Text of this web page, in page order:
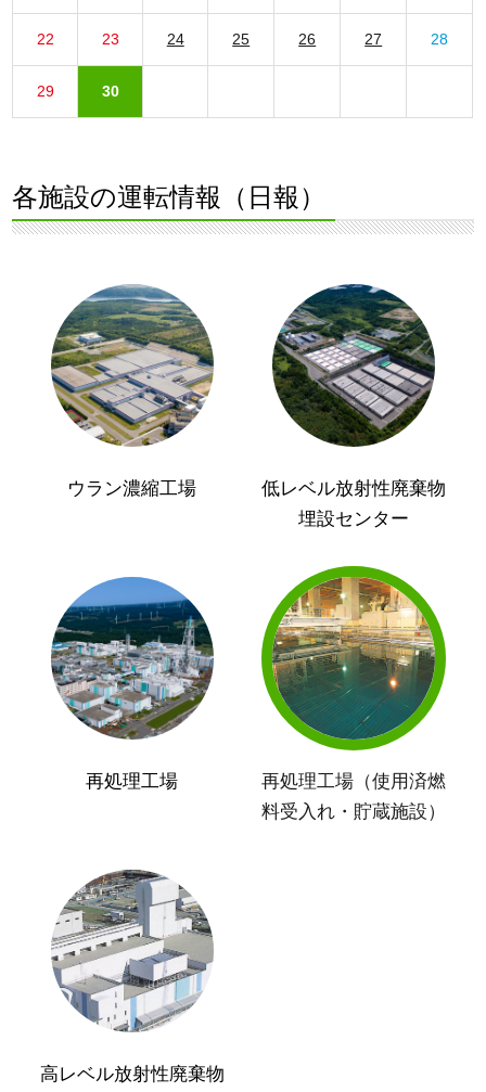
22 23 24 25 26 27 28
29 30
各施設の運転情報（日報）
ウラン濃縮工場
低レベル放射性廃棄物
埋設センター
再処理工場
再処理工場（使用済燃
料受入れ・貯蔵施設）
高レベル放射性廃棄物